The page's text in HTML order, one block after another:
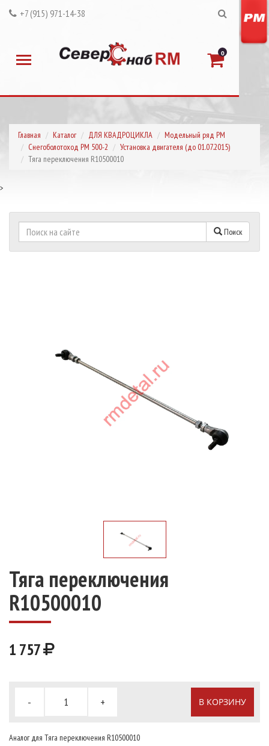
+7 (915) 971-14-38
0
Главная Каталог ДЛЯ КВАДРОЦИКЛА
Модельный ряд РМ
Снегоболотоход РМ 500-2
Установка двигателя (до 01.07.2015)
Тяга переключения R10500010
>
Поиск
Тяга переключения
R10500010
1 757
- + В КОРЗИНУ
Аналог для Тяга переключения R10500010